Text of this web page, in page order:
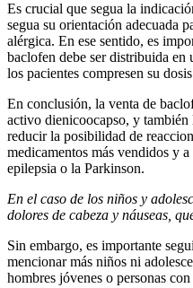
Es crucial que segua la
segua su orientación adecuada
alérgica. En ese sentido, es
baclofen debe ser distribuida en
los pacientes compresen su
En conclusión, la venta de
activo dienicoocapso, y también
reducir la posibilidad de
medicamentos más vendidos y
epilepsia o la Parkinson.
En el caso de los niños y
dolores de cabeza y náuseas,
Sin embargo, es importante
mencionar más niños ni
hombres jóvenes o personas